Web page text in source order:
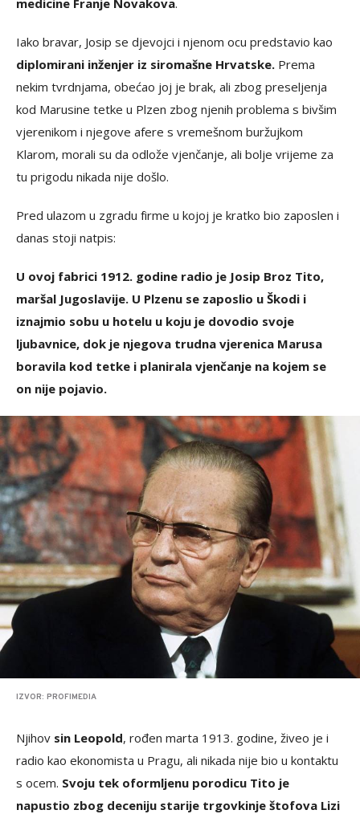
medicine Franje Novakova.
Iako bravar, Josip se djevojci i njenom ocu predstavio kao
diplomirani inženjer iz siromašne Hrvatske. Prema
nekim tvrdnjama, obećao joj je brak, ali zbog preseljenja
kod Marusine tetke u Plzen zbog njenih problema s bivšim
vjerenikom i njegove afere s vremešnom buržujkom
Klarom, morali su da odlože vjenčanje, ali bolje vrijeme za
tu prigodu nikada nije došlo.
Pred ulazom u zgradu firme u kojoj je kratko bio zaposlen i
danas stoji natpis:
U ovoj fabrici 1912. godine radio je Josip Broz Tito,
maršal Jugoslavije. U Plzenu se zaposlio u Škodi i
iznajmio sobu u hotelu u koju je dovodio svoje
ljubavnice, dok je njegova trudna vjerenica Marusa
boravila kod tetke i planirala vjenčanje na kojem se
on nije pojavio.
IZVOR: PROFIMEDIA
Njihov sin Leopold, rođen marta 1913. godine, živeo je i
radio kao ekonomista u Pragu, ali nikada nije bio u kontaktu
s ocem. Svoju tek oformljenu porodicu Tito je
napustio zbog deceniju starije trgovkinje štofova Lizi